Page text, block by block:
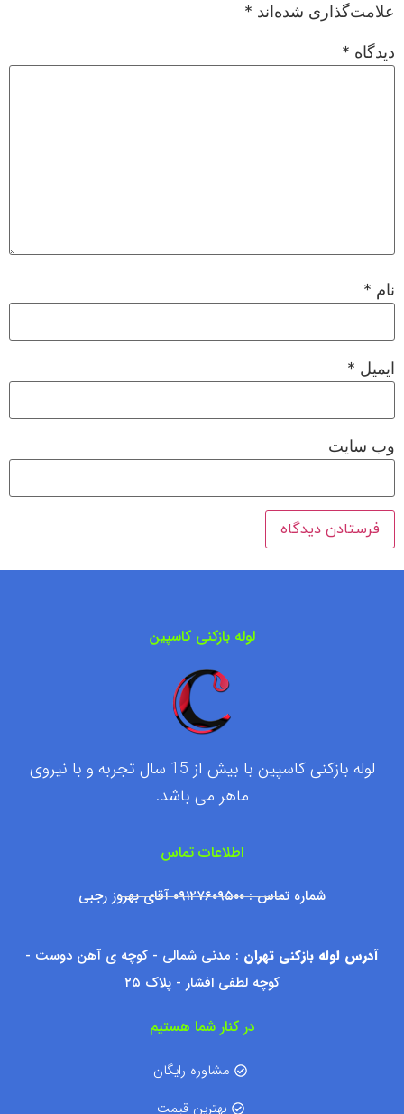
علامت‌گذاری شده‌اند *
دیدگاه *
نام *
ایمیل *
وب‌ سایت
لوله بازکنی کاسپین
لوله بازکنی کاسپین با بیش از 15 سال تجربه و با نیروی
ماهر می باشد.
اطلاعات تماس
شماره تماس : ۰۹۱۲۷۶۰۹۵۰۰ آقای بهروز رجبی
آدرس لوله بازکنی تهران : مدنی شمالی - کوچه ی آهن دوست -
کوچه لطفی افشار - پلاک ۲۵
در کنار شما هستیم
مشاوره رایگان
بهترین قیمت